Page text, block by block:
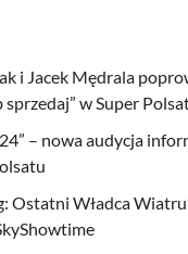
i Jacek Mędrala
sprzedaj” w Super
– nowa audycja
Ostatni Władca